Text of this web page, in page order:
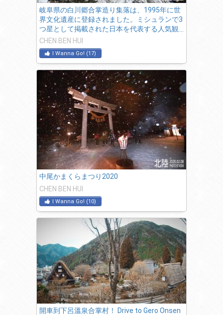
岐阜県の白川郷合掌造り集落は、1995年に世
界文化遺産に登録されました。ミシュランで3
つ星として掲載された日本を代表する人気観
光地で、田んぼに囲まれた中に茅葺屋根の家
が点在する山村の景色は、まさに日本の原風
景
CHEN BEN HUI
I Wanna Go! (17)
中尾かまくらまつり2020
CHEN BEN HUI
I Wanna Go! (10)
開車到下呂溫泉合掌村！ Drive to Gero Onsen